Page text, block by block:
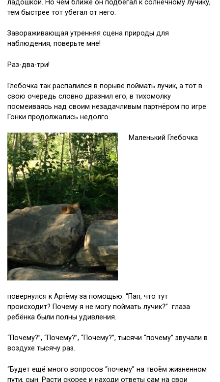
ладошкой. Но чем ближе он подбегал к солнечному лучику,
тем быстрее тот убегал от него.
Завораживающая утренняя сцена природы для
наблюдения, поверьте мне!
Раз-два-три!
Глебочка так распалился в порыве поймать лучик, а тот в
свою очередь словно дразнил его, в тихомолку
посмеиваясь над своим незадачливым партнёром по игре.
Гонки продолжались недолго.
Маленький Глебочка
повернулся к Артёму за помощью: “Пап, что тут
происходит? Почему я не могу поймать лучик?” глаза
ребёнка были полны удивления.
“Почему?”, “Почему?”, “Почему?”, тысячи “почему” звучали в
воздухе тысячу раз.
“Будет ещё много вопросов “почему” на твоём жизненном
пути, сын. Расти скорее и находи ответы сам на свои